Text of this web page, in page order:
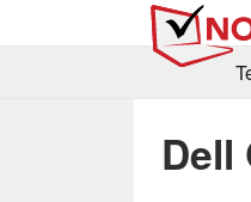
Dell